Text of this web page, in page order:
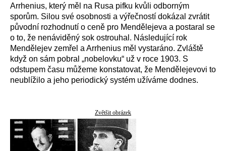
Arrhenius, který měl na Rusa pifku kvůli odborným
sporům. Silou své osobnosti a výřečností dokázal zvrátit
původní rozhodnutí o ceně pro Mendělejeva a postaral se
o to, že nenáviděný sok ostrouhal. Následující rok
Mendělejev zemřel a Arrhenius měl vystaráno. Zvláště
když on sám pobral „nobelovku“ už v roce 1903. S
odstupem času můžeme konstatovat, že Mendělejevovi to
neublížilo a jeho periodický systém užíváme dodnes.
Zvětšit obrázek